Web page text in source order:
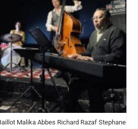
Malika Abbes Richard Razaf Stephane